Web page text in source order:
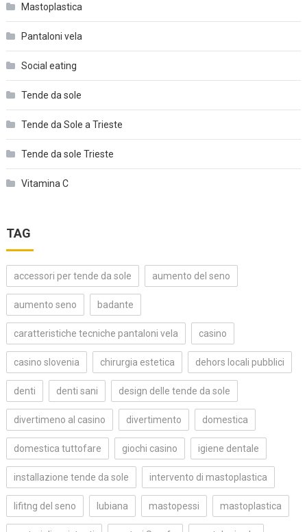
Mastoplastica
Pantaloni vela
Social eating
Tende da sole
Tende da Sole a Trieste
Tende da sole Trieste
Vitamina C
TAG
accessori per tende da sole aumento del seno
aumento seno badante
caratteristiche tecniche pantaloni vela casino
casino slovenia chirurgia estetica dehors locali pubblici
denti denti sani design delle tende da sole
divertimeno al casino divertimento domestica
domestica tuttofare giochi casino igiene dentale
installazione tende da sole intervento di mastoplastica
lifitng del seno lubiana mastopessi mastoplastica